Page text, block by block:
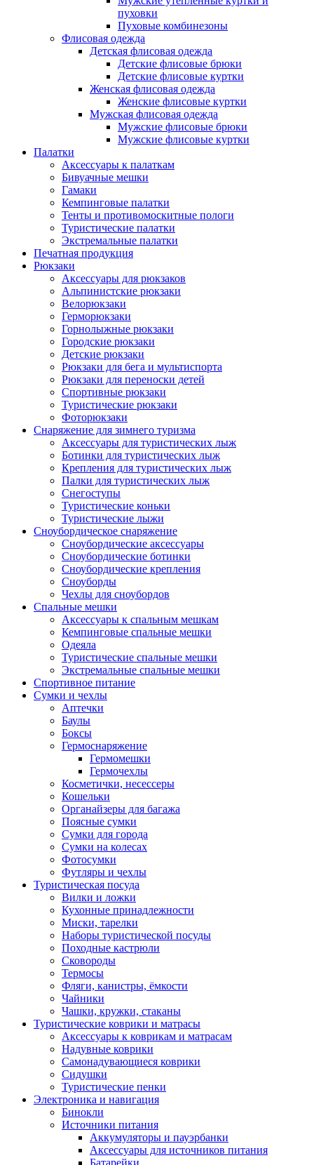
пуховки
Пуховые комбинезоны
Флисовая одежда
Детская флисовая одежда
Детские флисовые брюки
Детские флисовые куртки
Женская флисовая одежда
Женские флисовые куртки
Мужская флисовая одежда
Мужские флисовые брюки
Мужские флисовые куртки
Палатки
Аксессуары к палаткам
Бивуачные мешки
Гамаки
Кемпинговые палатки
Тенты и противомоскитные пологи
Туристические палатки
Экстремальные палатки
Печатная продукция
Рюкзаки
Аксессуары для рюкзаков
Альпинистские рюкзаки
Велорюкзаки
Герморюкзаки
Горнолыжные рюкзаки
Городские рюкзаки
Детские рюкзаки
Рюкзаки для бега и мультиспорта
Рюкзаки для переноски детей
Спортивные рюкзаки
Туристические рюкзаки
Фоторюкзаки
Снаряжение для зимнего туризма
Аксессуары для туристических лыж
Ботинки для туристических лыж
Крепления для туристических лыж
Палки для туристических лыж
Снегоступы
Туристические коньки
Туристические лыжи
Сноубордическое снаряжение
Сноубордические аксессуары
Сноубордические ботинки
Сноубордические крепления
Сноуборды
Чехлы для сноубордов
Спальные мешки
Аксессуары к спальным мешкам
Кемпинговые спальные мешки
Одеяла
Туристические спальные мешки
Экстремальные спальные мешки
Спортивное питание
Сумки и чехлы
Аптечки
Баулы
Боксы
Гермоснаряжение
Гермомешки
Гермочехлы
Косметички, несессеры
Кошельки
Органайзеры для багажа
Поясные сумки
Сумки для города
Сумки на колесах
Фотосумки
Футляры и чехлы
Туристическая посуда
Вилки и ложки
Кухонные принадлежности
Миски, тарелки
Наборы туристической посуды
Походные кастрюли
Сковороды
Термосы
Фляги, канистры, ёмкости
Чайники
Чашки, кружки, стаканы
Туристические коврики и матрасы
Аксессуары к коврикам и матрасам
Надувные коврики
Самонадувающиеся коврики
Сидушки
Туристические пенки
Электроника и навигация
Бинокли
Источники питания
Аккумуляторы и пауэрбанки
Аксессуары для источников питания
Батарейки